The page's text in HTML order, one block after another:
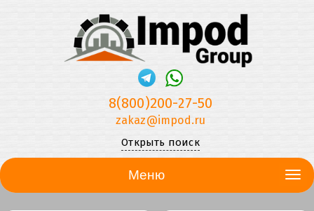
8(800)200-27-50
zakaz@impod.ru
Открыть поиск
Меню